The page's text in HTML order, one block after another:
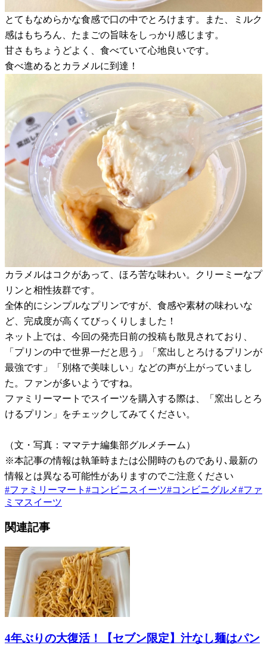
とてもなめらかな食感で口の中でとろけます。また、ミルク
感はもちろん、たまごの旨味をしっかり感じます。
甘さもちょうどよく、食べていて心地良いです。
食べ進めるとカラメルに到達！
カラメルはコクがあって、ほろ苦な味わい。クリーミーなプ
リンと相性抜群です。
全体的にシンプルなプリンですが、食感や素材の味わいな
ど、完成度が高くてびっくりしました！
ネット上では、今回の発売日前の投稿も散見されており、
「プリンの中で世界一だと思う」「窯出しとろけるプリンが
最強です」「別格で美味しい」などの声が上がっていまし
た。ファンが多いようですね。
ファミリーマートでスイーツを購入する際は、「窯出しとろ
けるプリン」をチェックしてみてください。
（文・写真：ママテナ編集部グルメチーム）
※本記事の情報は執筆時または公開時のものであり､最新の
情報とは異なる可能性がありますのでご注意ください
#ファミリーマート #コンビニスイーツ#コンビニグルメ#ファ
ミマスイーツ
関連記事
4年ぶりの大復活！【セブン限定】汁なし麺はパン